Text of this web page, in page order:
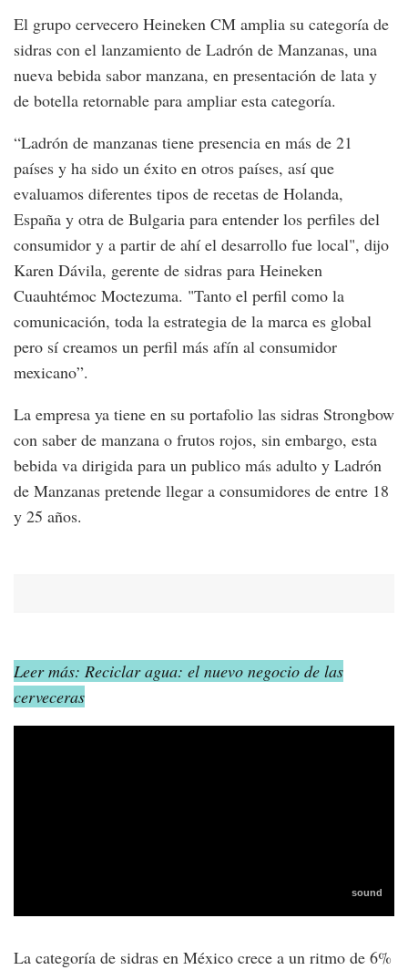
El grupo cervecero Heineken CM amplia su categoría de
sidras con el lanzamiento de Ladrón de Manzanas, una
nueva bebida sabor manzana, en presentación de lata y
de botella retornable para ampliar esta categoría.
“Ladrón de manzanas tiene presencia en más de 21
países y ha sido un éxito en otros países, así que
evaluamos diferentes tipos de recetas de Holanda,
España y otra de Bulgaria para entender los perfiles del
consumidor y a partir de ahí el desarrollo fue local", dijo
Karen Dávila, gerente de sidras para Heineken
Cuauhtémoc Moctezuma. "Tanto el perfil como la
comunicación, toda la estrategia de la marca es global
pero sí creamos un perfil más afín al consumidor
mexicano”.
La empresa ya tiene en su portafolio las sidras Strongbow
con saber de manzana o frutos rojos, sin embargo, esta
bebida va dirigida para un publico más adulto y Ladrón
de Manzanas pretende llegar a consumidores de entre 18
y 25 años.
Leer más: Reciclar agua: el nuevo negocio de las
cerveceras
La categoría de sidras en México crece a un ritmo de 6%